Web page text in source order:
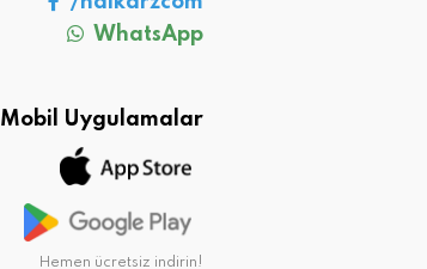
WhatsApp
Mobil Uygulamalar
Hemen ücretsiz indirin!